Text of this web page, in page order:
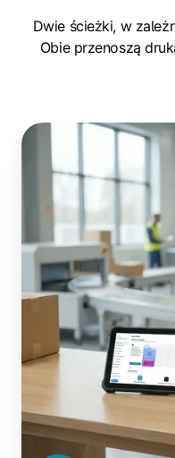
Dwie ścieżki, w
Obie przenoszą